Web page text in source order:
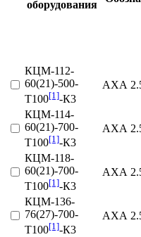
оборудования
КЦМ-112-
60(21)-500-
Т100[1]-К3
АХА
КЦМ-114-
60(21)-700-
Т100[1]-К3
АХА
КЦМ-118-
60(21)-700-
Т100[1]-К3
АХА
КЦМ-136-
76(27)-700-
Т100[1]-К3
АХА